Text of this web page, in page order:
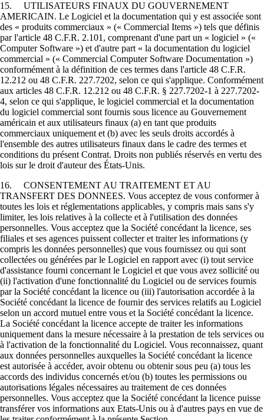
15. UTILISATEURS FINAUX DU GOUVERNEMENT
AMERICAIN. Le Logiciel et la documentation qui y est associée sont
des « produits commerciaux » (« Commercial Items ») tels que définis
par l'article 48 C.F.R. 2.101, comprenant d'une part un « logiciel » («
Computer Software ») et d'autre part « la documentation du logiciel
commercial » (« Commercial Computer Software Documentation »)
conformément à la définition de ces termes dans l'article 48 C.F.R.
12.212 ou 48 C.F.R. 227.7202, selon ce qui s'applique. Conformément
aux articles 48 C.F.R. 12.212 ou 48 C.F.R. § 227.7202-1 à 227.7202-
4, selon ce qui s'applique, le logiciel commercial et la documentation
du logiciel commercial sont fournis sous licence au Gouvernement
américain et aux utilisateurs finaux (a) en tant que produits
commerciaux uniquement et (b) avec les seuls droits accordés à
l'ensemble des autres utilisateurs finaux dans le cadre des termes et
conditions du présent Contrat. Droits non publiés réservés en vertu des
lois sur le droit d'auteur des États-Unis.
16. CONSENTEMENT AU TRAITEMENT ET AU
TRANSFERT DES DONNEES. Vous acceptez de vous conformer à
toutes les lois et réglementations applicables, y compris mais sans s'y
limiter, les lois relatives à la collecte et à l'utilisation des données
personnelles. Vous acceptez que la Société concédant la licence, ses
filiales et ses agences puissent collecter et traiter les informations (y
compris les données personnelles) que vous fournissez ou qui sont
collectées ou générées par le Logiciel en rapport avec (i) tout service
d'assistance fourni concernant le Logiciel et que vous avez sollicité ou
(ii) l'activation d'une fonctionnalité du Logiciel ou de services fournis
par la Société concédant la licence ou (iii) l'autorisation accordée à la
Société concédant la licence de fournir des services relatifs au Logiciel
selon un accord mutuel entre vous et la Société concédant la licence.
La Société concédant la licence accepte de traiter les informations
uniquement dans la mesure nécessaire à la prestation de tels services ou
à l'activation de la fonctionnalité du Logiciel. Vous reconnaissez, quant
aux données personnelles auxquelles la Société concédant la licence
est autorisée à accéder, avoir obtenu ou obtenir sous peu (a) tous les
accords des individus concernés et/ou (b) toutes les permissions ou
autorisations légales nécessaires au traitement de ces données
personnelles. Vous acceptez que la Société concédant la licence puisse
transférer vos informations aux Etats-Unis ou à d'autres pays en vue de